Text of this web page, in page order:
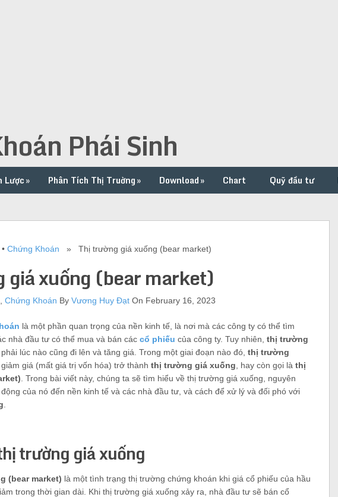
Phái Sinh
Lược» Phân Tích Thị Truờng» Download» Chart Quỹ đầu tư
Chứng Khoán » Thị trường giá xuống (bear market)
giá xuống (bear market)
Chứng Khoán By Vương Huy ĐạtOn February 16, 2023
là một phần quan trọng của nền kinh tế, là nơi mà các công ty có thể tìm
nhà đầu tư có thể mua và bán các cổ phiếu của công ty. Tuy nhiên, thị trường
lúc nào cũng đi lên và tăng giá. Trong một giai đoạn nào đó, thị trường
giá (mất giá trị vốn hóa) trở thành thị trường giá xuống , hay còn gọi là thị
. Trong bài viết này, chúng ta sẽ tìm hiểu về thị trường giá xuống, nguyên
của nó đến nền kinh tế và các nhà đầu tư, và cách để xử lý và đối phó với
trường giá xuống
(bear market) là một tình trạng thị trường chứng khoán khi giá cổ phiếu của hầu
trong thời gian dài. Khi thị trường giá xuống xảy ra, nhà đầu tư sẽ bán cổ